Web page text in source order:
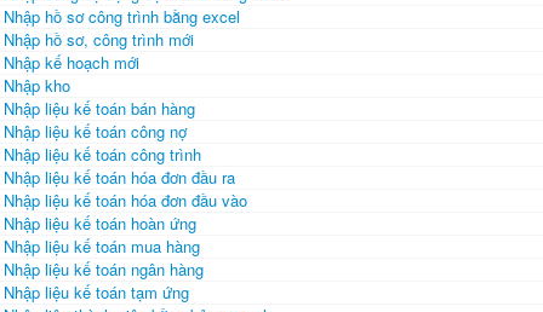
Nhập hồ sơ công trình bằng excel
Nhập hồ sơ, công trình mới
Nhập kế hoạch mới
Nhập kho
Nhập liệu kế toán bán hàng
Nhập liệu kế toán công nợ
Nhập liệu kế toán công trình
Nhập liệu kế toán hóa đơn đầu ra
Nhập liệu kế toán hóa đơn đầu vào
Nhập liệu kế toán hoàn ứng
Nhập liệu kế toán mua hàng
Nhập liệu kế toán ngân hàng
Nhập liệu kế toán tạm ứng